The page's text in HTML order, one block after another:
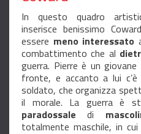
In questo quadro
inserisce benissimo
essere meno interessato
combattimento che al
guerra. Pierre è un
fronte, e accanto a lui c’è
soldato, che organizza
il morale. La guerra è
paradossaledi
totalmente maschile, in cui